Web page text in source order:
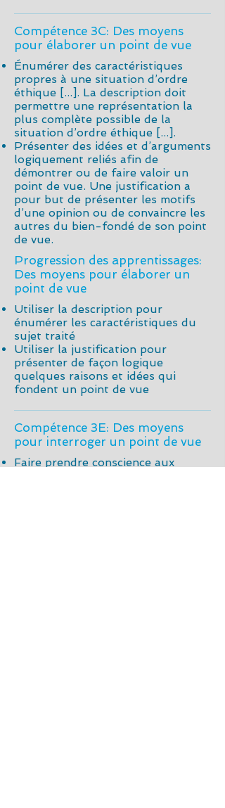
Compétence 3C: Des moyens
pour élaborer un point de vue
Énumérer des caractéristiques
propres à une situation d’ordre
éthique [...]. La description doit
permettre une représentation la
plus complète possible de la
situation d’ordre éthique [...].
Présenter des idées et d’arguments
logiquement reliés afin de
démontrer ou de faire valoir un
point de vue. Une justification a
pour but de présenter les motifs
d’une opinion ou de convaincre les
autres du bien-fondé de son point
de vue.
Progression des apprentissages:
Des moyens pour élaborer un
point de vue
Utiliser la description pour
énumérer les caractéristiques du
sujet traité
Utiliser la justification pour
présenter de façon logique
quelques raisons et idées qui
fondent un point de vue
Compétence 3E: Des moyens
pour interroger un point de vue
Faire prendre conscience aux